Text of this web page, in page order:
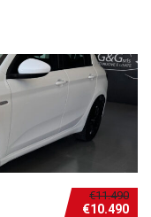
€11.490
€10.490